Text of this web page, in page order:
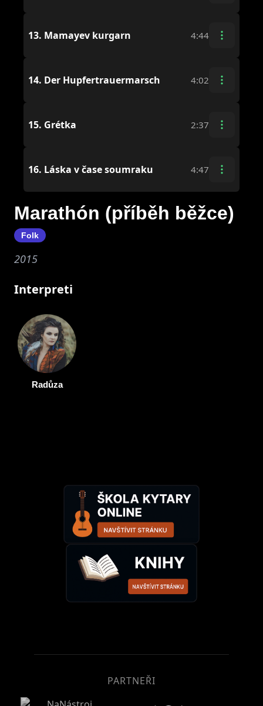
13. Mamayev kurgarn 4:44
14. Der Hupfertrauermarsch 4:02
15. Grétka 2:37
16. Láska v čase soumraku 4:47
Marathón (příběh běžce)
Folk
2015
Interpreti
Radůza
PARTNEŘI